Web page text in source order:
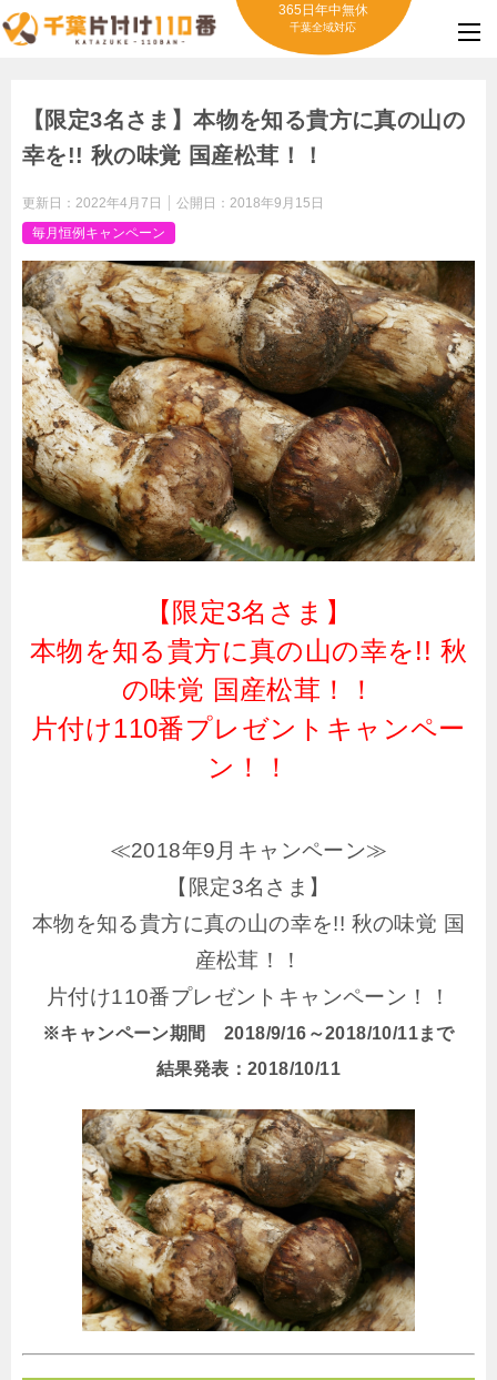
365日年中無休
千葉全域対応
【限定3名さま】本物を知る貴方に真の山の
幸を!! 秋の味覚 国産松茸！！
更新日： 2022年4月7日 公開日： 2018年9月15日
毎月恒例キャンペーン
【限定3名さま】
本物を知る貴方に真の山の幸を!! 秋
の味覚 国産松茸！！
片付け110番プレゼントキャンペー
ン！！
≪2018年9月キャンペーン≫
【限定3名さま】
本物を知る貴方に真の山の幸を!! 秋の味覚 国
産松茸！！
片付け110番プレゼントキャンペーン！！
※キャンペーン期間 2018/9/16～2018/10/11まで
結果発表：2018/10/11